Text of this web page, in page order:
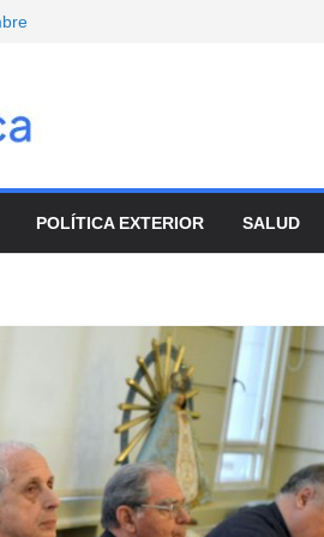
para
el ajuste
POLÍTICA EXTERIOR SALUD